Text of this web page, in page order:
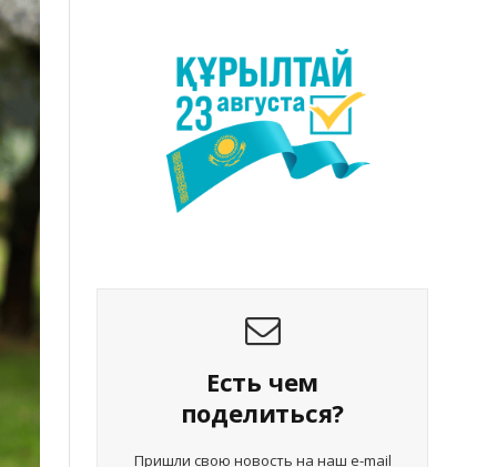
Есть чем
поделиться?
Пришли свою новость на наш e-mail